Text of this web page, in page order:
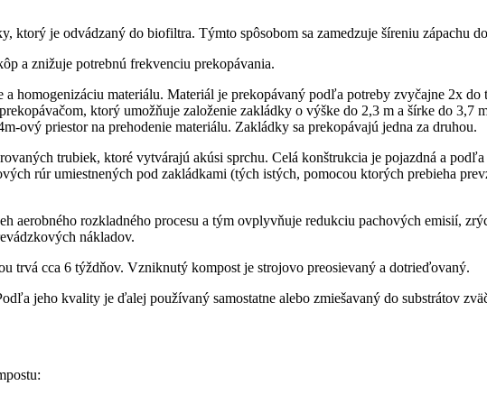
ktorý je odvádzaný do biofiltra. Týmto spôsobom sa zamedzuje šíreniu zápachu
a znižuje potrebnú frekvenciu prekopávania.
a homogenizáciu materiálu. Materiál je prekopávaný podľa potreby zvyčajne 2x
ktorý umožňuje založenie zakládky o výške do 2,3 m a šírke do 3,7
ový priestor na prehodenie materiálu. Zakládky sa prekopávajú jedna za druhou.
trubiek, ktoré vytvárajú akúsi sprchu. Celá konštrukcia je pojazdná a
rúr umiestnených pod zakládkami (tých istých, pomocou ktorých prebieha
aerobného rozkladného procesu a tým ovplyvňuje redukciu pachových emisií,
nákladov.
trvá cca 6 týždňov. Vzniknutý kompost je strojovo preosievaný a dotrieďovaný.
jeho kvality je ďalej používaný samostatne alebo zmiešavaný do substrátov